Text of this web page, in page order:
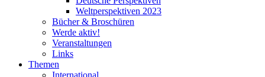
Weltperspektiven 2023
Bücher & Broschüren
Werde aktiv!
Veranstaltungen
Links
Themen
International